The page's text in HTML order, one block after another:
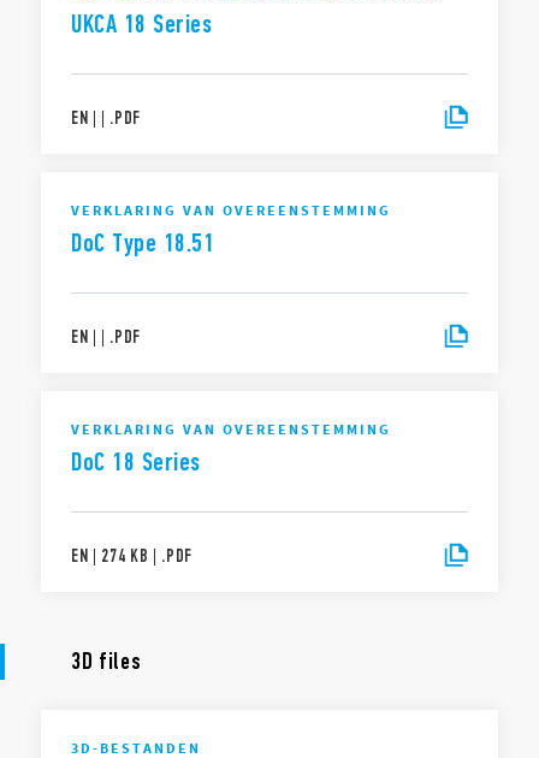
UKCA 18 Series
EN | | .PDF
VERKLARING VAN OVEREENSTEMMING
DoC Type 18.51
EN | | .PDF
VERKLARING VAN OVEREENSTEMMING
DoC 18 Series
EN | 274 KB | .PDF
3D files
3D-BESTANDEN